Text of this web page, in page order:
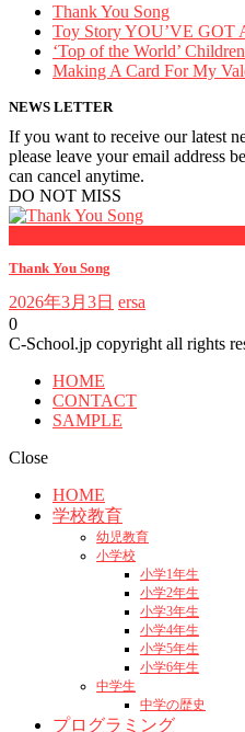
Thank You Song
Toy Story YOU’VE GOT
‘Top of the World’
Making A Card For My
NEWS LETTER
If you want to receive our latest
please leave your email address
can cancel anytime.
DO NOT MISS
Thank You Song
2026年3月3日 ersa
0
C-School.jp copyright all rights
HOME
CONTACT
SAMPLE
Close
HOME
学校教育
幼児教育
小学校
小学1年生
小学2年生
小学3年生
小学4年生
小学5年生
小学6年生
中学生
中学の歴史
プログラミング